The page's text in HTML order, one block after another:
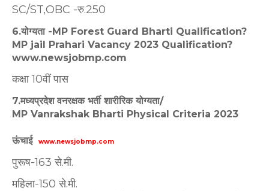
SC/ST,OBC -रु.250
6.योग्यता -MP Forest Guard Bharti Qualification?
MP jail Prahari Vacancy 2023 Qualification?
www.newsjobmp.com
कक्षा 10वीं पास
7.मध्यप्रदेश वनरक्षक भर्ती शारीरिक योग्यता/
MP Vanrakshak Bharti Physical Criteria 2023
ऊंचाई www.newsjobmp.com
पुरूष-163 से.मी.
महिला-150 से.मी.